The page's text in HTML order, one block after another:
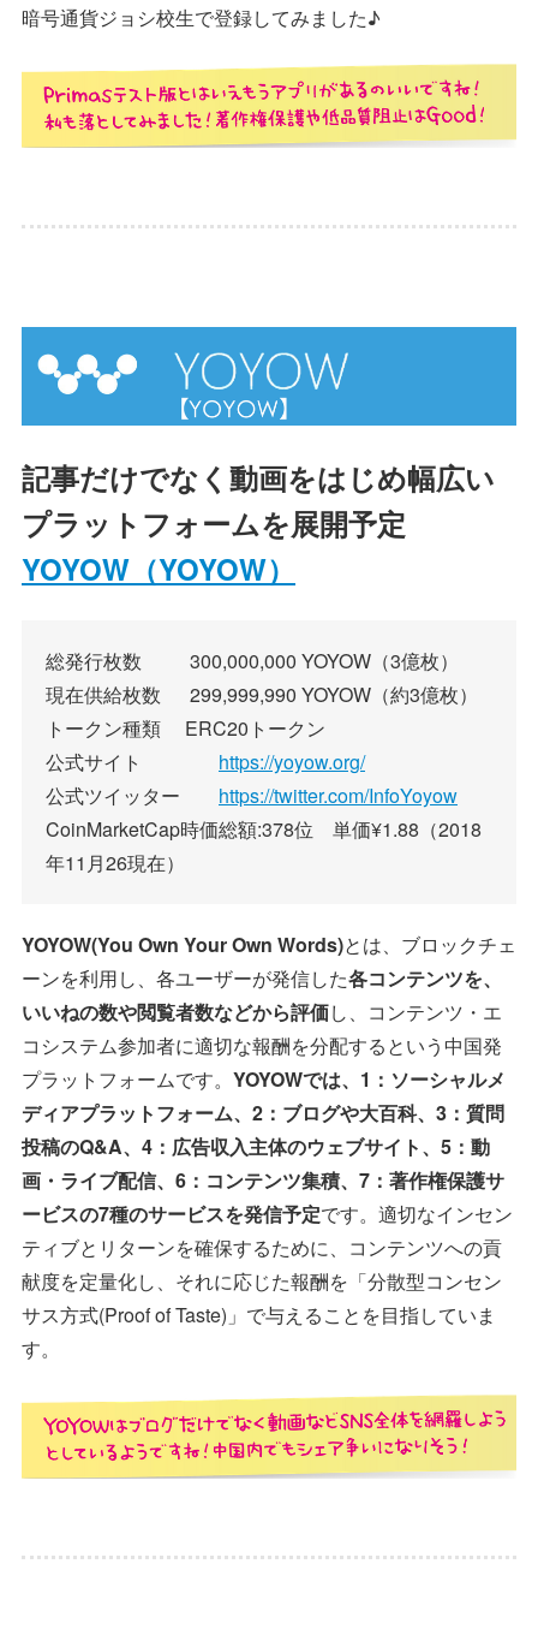
暗号通貨ジョシ校生で登録してみました♪
記事だけでなく動画をはじめ幅広い
プラットフォームを展開予定
YOYOW（YOYOW）
総発行枚数 300,000,000 YOYOW（3億枚）
現在供給枚数 299,999,990 YOYOW（約3億枚）
トークン種類 ERC20トークン
公式サイト https://yoyow.org/
公式ツイッター https://twitter.com/InfoYoyow
CoinMarketCap時価総額:378位 単価¥1.88（2018
年11月26現在）
YOYOW(You Own Your Own Words)とは、ブロックチェ
ーンを利用し、各ユーザーが発信した各コンテンツを、
いいねの数や閲覧者数などから評価し、コンテンツ・エ
コシステム参加者に適切な報酬を分配するという中国発
プラットフォームです。 YOYOWでは、1：ソーシャルメ
ディアプラットフォーム、2：ブログや大百科、3：質問
投稿のQ&A、4：広告収入主体のウェブサイト、5：動
画・ライブ配信、6：コンテンツ集積、7：著作権保護サ
ービスの7種のサービスを発信予定です。適切なインセン
ティブとリターンを確保するために、コンテンツへの貢
献度を定量化し、それに応じた報酬を「分散型コンセン
サス方式(Proof of Taste)」で与えることを目指していま
す。